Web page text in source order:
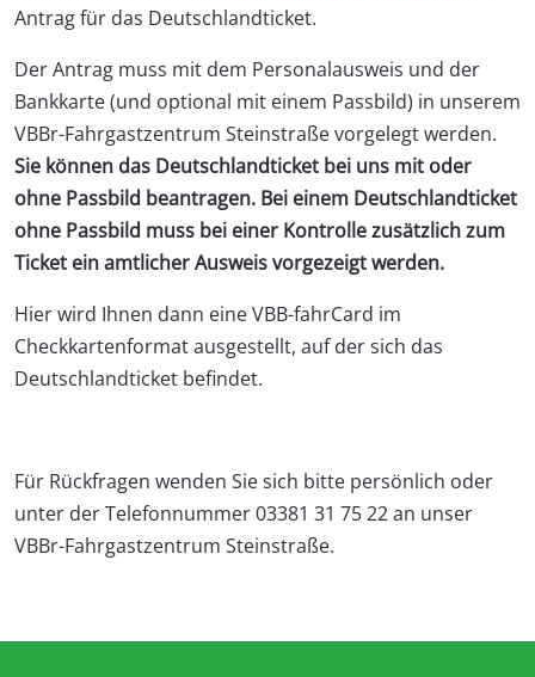
Antrag für das Deutschlandticket.
Der Antrag muss mit dem Personalausweis und der
Bankkarte (und optional mit einem Passbild) in unserem
VBBr-Fahrgastzentrum Steinstraße vorgelegt werden.
Sie können das Deutschlandticket bei uns mit oder
ohne Passbild beantragen. Bei einem Deutschlandticket
ohne Passbild muss bei einer Kontrolle zusätzlich zum
Ticket ein amtlicher Ausweis vorgezeigt werden.
Hier wird Ihnen dann eine VBB-fahrCard im
Checkkartenformat ausgestellt, auf der sich das
Deutschlandticket befindet.
Für Rückfragen wenden Sie sich bitte persönlich oder
unter der Telefonnummer 03381 31 75 22 an unser
VBBr-Fahrgastzentrum Steinstraße.